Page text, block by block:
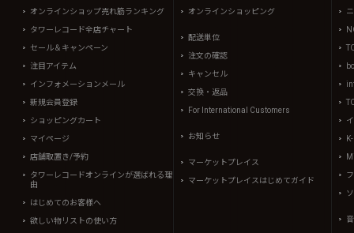
オンラインショップ売れ筋ランキング
タワーレコード全店チャート
セール＆キャンペーン
注目アイテム
インフォメーションメール
新規会員登録
ショッピングカート
マイページ
店舗取置き/予約
タワーレコードオンラインが選ばれる理
由
はじめてのお客様へ
欲しい物リストの使い方
オンラインショッピング
配送単位
注文の確認
キャンセル
交換・返品
For International Customers
お知らせ
マーケットプレイス
マーケットプレイスはじめてガイド